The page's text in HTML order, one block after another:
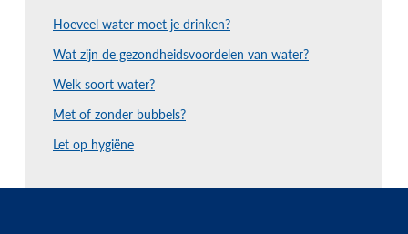
Hoeveel water moet je drinken?
Wat zijn de gezondheidsvoordelen van water?
Welk soort water?
Met of zonder bubbels?
Let op hygiëne